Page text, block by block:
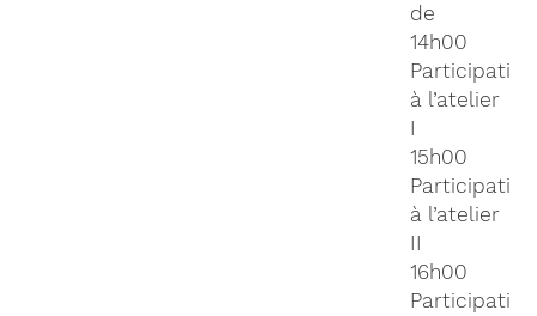
de
14h00
Participation
à l’atelier
I
15h00
Participation
à l’atelier
II
16h00
Participation